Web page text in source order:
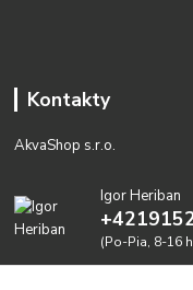
Kontakty
AkvaShop s.r.o.
Igor Heriban
(Po-Pia, 8-16